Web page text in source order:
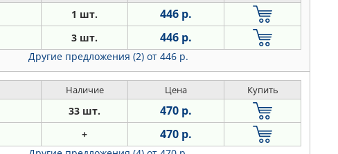
1 шт. 446 р.
3 шт. 446 р.
Другие предложения (2) от 446 р.
Наличие Цена Купить
33 шт. 470 р.
+ 470 р.